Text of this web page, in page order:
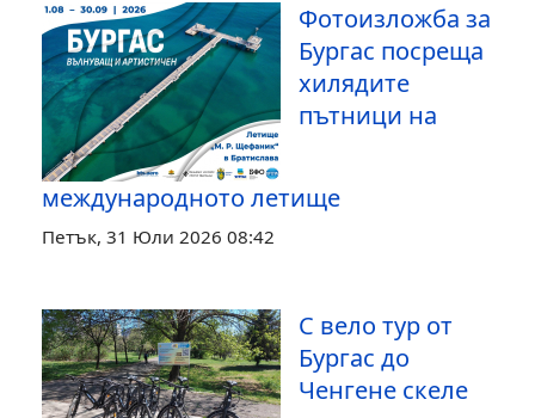
Фотоизложба за
Бургас посреща
хилядите
пътници на
международното летище
Петък, 31 Юли 2026 08:42
С вело тур от
Бургас до
Ченгене скеле